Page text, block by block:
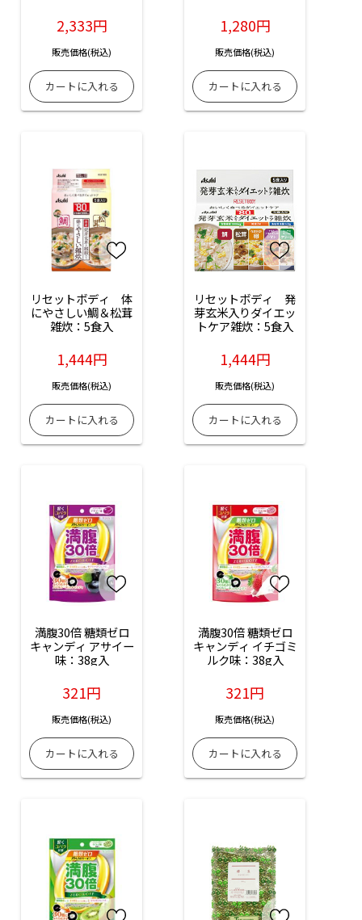
2,333円
販売価格(税込)
1,280円
販売価格(税込)
リセットボディ　体
にやさしい鯛＆松茸
雑炊：5食入
1,444円
販売価格(税込)
リセットボディ　発
芽玄米入りダイエッ
トケア雑炊：5食入
1,444円
販売価格(税込)
満腹30倍 糖類ゼロ
キャンディ アサイー
味：38g入
321円
販売価格(税込)
満腹30倍 糖類ゼロ
キャンディ イチゴミ
ルク味：38g入
321円
販売価格(税込)